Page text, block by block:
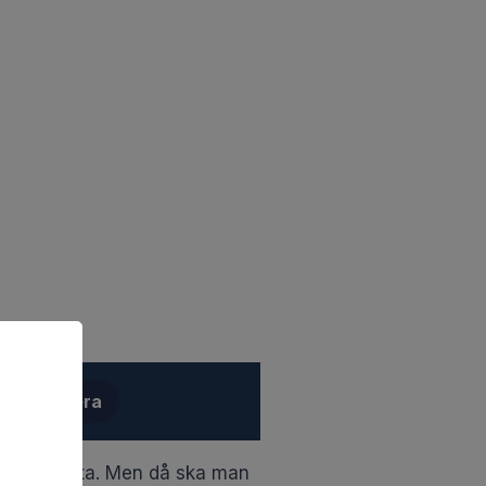
Prenumerera
Men då ska man